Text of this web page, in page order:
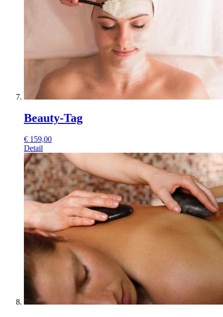
Beauty-Tag
€ 159,00
Detail